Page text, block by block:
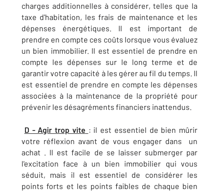
charges additionnelles à considérer, telles que la
taxe d'habitation, les frais de maintenance et les
dépenses énergétiques. Il est important de
prendre en compte ces coûts lorsque vous évaluez
un bien immobilier. Il est essentiel de prendre en
compte les dépenses sur le long terme et de
garantir votre capacité à les gérer au fil du temps. Il
est essentiel de prendre en compte les dépenses
associées à la maintenance de la propriété pour
prévenir les désagréments financiers inattendus.
D - Agir trop vite : il est essentiel de bien mûrir
votre réflexion avant de vous engager dans un
achat . Il est facile de se laisser submerger par
l'excitation face à un bien immobilier qui vous
séduit, mais il est essentiel de considérer les
points forts et les points faibles de chaque bien